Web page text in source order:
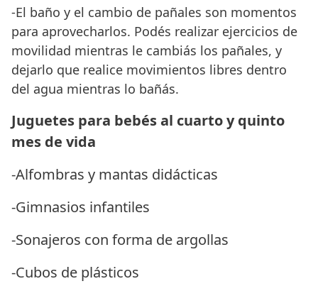
-El baño y el cambio de pañales son momentos
para aprovecharlos. Podés realizar ejercicios de
movilidad mientras le cambiás los pañales, y
dejarlo que realice movimientos libres dentro
del agua mientras lo bañás.
Juguetes para bebés al cuarto y quinto
mes de vida
-Alfombras y mantas didácticas
-Gimnasios infantiles
-Sonajeros con forma de argollas
-Cubos de plásticos